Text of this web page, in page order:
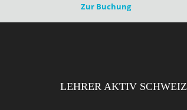
Zur Buchung
LEHRER AKTIV SCHWEIZ